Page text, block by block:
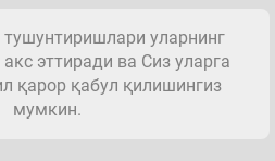
тушунтиришлари уларнинг
эттиради ва Сиз уларга
қарор қабул қилишингиз
мумкин.